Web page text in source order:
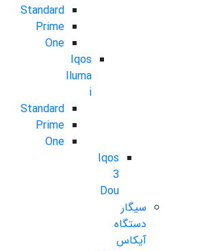
Standard
Prime
One
Iqos
Iluma
i
Standard
Prime
One
Iqos
3
Dou
سیگار
دستگاه
آیکاس